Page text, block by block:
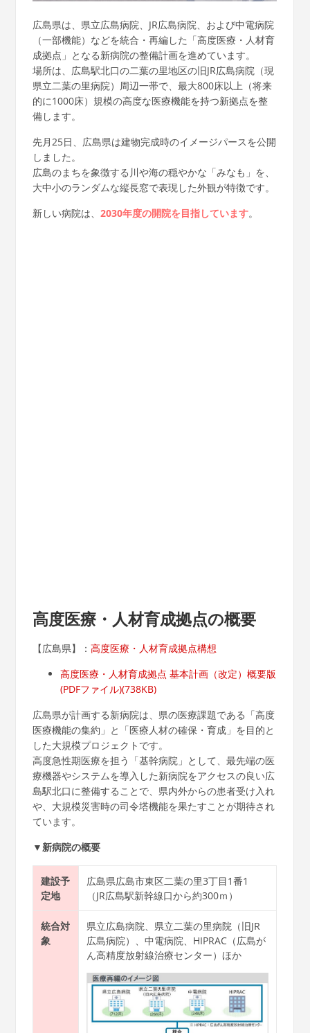
広島県は、県立広島病院、JR広島病院、および中電病院
（一部機能）などを統合・再編した「高度医療・人材育
成拠点」となる新病院の整備計画を進めています。
場所は、広島駅北口の二葉の里地区の旧JR広島病院（現
県立二葉の里病院）周辺一帯で、最大800床以上（将来
的に1000床）規模の高度な医療機能を持つ新拠点を整
備します。
先月25日、広島県は建物完成時のイメージパースを公開
しました。
広島のまちを象徴する川や海の穏やかな「みなも」を、
大中小のランダムな縦長窓で表現した外観が特徴です。
新しい病院は、 2030年度の開院を目指しています。
高度医療・人材育成拠点の概要
【広島県】： 高度医療・人材育成拠点構想
高度医療・人材育成拠点 基本計画（改定）概要版
(PDFファイル)(738KB)
広島県が計画する新病院は、県の医療課題である「高度
医療機能の集約」と「医療人材の確保・育成」を目的と
した大規模プロジェクトです。
高度急性期医療を担う「基幹病院」として、最先端の医
療機器やシステムを導入した新病院をアクセスの良い広
島駅北口に整備することで、県内外からの患者受け入れ
や、大規模災害時の司令塔機能を果たすことが期待され
ています。
▼新病院の概要
建設予
定地
広島県広島市東区二葉の里3丁目1番1
（JR広島駅新幹線口から約300ｍ）
統合対
象
県立広島病院、県立二葉の里病院（旧JR
広島病院）、中電病院、HIPRAC（広島が
ん高精度放射線治療センター）ほか